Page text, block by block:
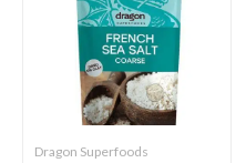
Dragon Superfoods